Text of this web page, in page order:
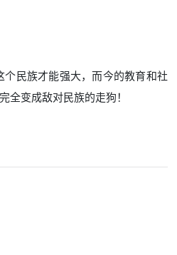
民族才能强大，而今的教育和社
变成敌对民族的走狗！